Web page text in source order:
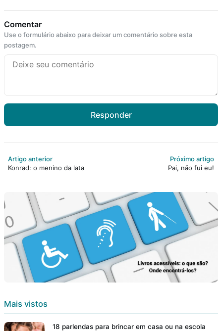
Comentar
Use o formulário abaixo para deixar um comentário sobre esta
postagem.
Responder
Artigo anterior
Konrad: o menino da lata
Próximo artigo
Pai, não fui eu!
Mais vistos
18 parlendas para brincar em casa ou na escola